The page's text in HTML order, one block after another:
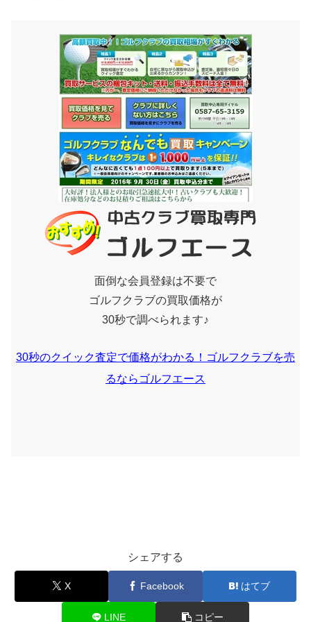
面倒な会員登録は不要で
ゴルフクラブの買取価格が
30秒で調べられます♪
30秒のクイック査定で価格がわかる！ゴルフクラブを売
るならゴルフエース
シェアする
X Facebook はてブ
LINE コピー